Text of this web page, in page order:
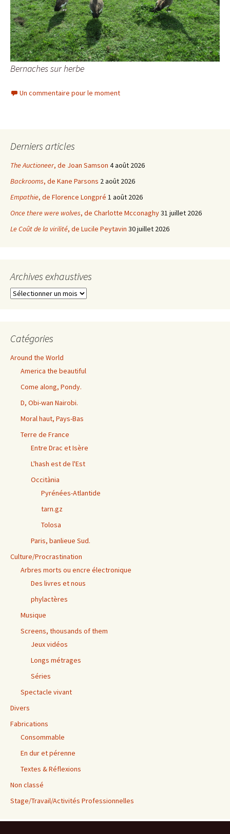
Bernaches sur herbe
Un commentaire pour le moment
Derniers articles
The Auctioneer, de Joan Samson 4 août 2026
Backrooms, de Kane Parsons 2 août 2026
Empathie, de Florence Longpré 1 août 2026
Once there were wolves, de Charlotte Mcconaghy31 juillet 2026
Le Coût de la virilité, de Lucile Peytavin 30 juillet 2026
Archives exhaustives
Archives
Catégories
Around the World
America the beautiful
Come along, Pondy.
D, Obi-wan Nairobi.
Moral haut, Pays-Bas
Terre de France
Entre Drac et Isère
L'hash est de l'Est
Occitània
Pyrénées-Atlantide
tarn.gz
Tolosa
Paris, banlieue Sud.
Culture/Procrastination
Arbres morts ou encre électronique
Des livres et nous
phylactères
Musique
Screens, thousands of them
Jeux vidéos
Longs métrages
Séries
Spectacle vivant
Divers
Fabrications
Consommable
En dur et pérenne
Textes & Réflexions
Non classé
Stage/Travail/Activités Professionnelles